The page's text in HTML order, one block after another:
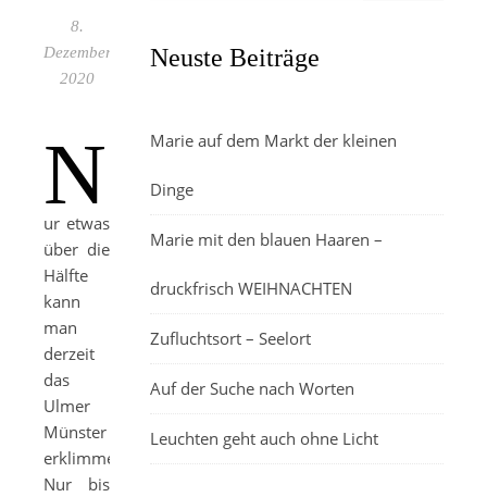
8.
Dezember
2020
N
ur etwas
über die
Hälfte
kann
man
derzeit
das
Ulmer
Münster
erklimmen.
Nur bis
Neuste Beiträge
Marie auf dem Markt der kleinen
Dinge
Marie mit den blauen Haaren –
druckfrisch WEIHNACHTEN
Zufluchtsort – Seelort
Auf der Suche nach Worten
Leuchten geht auch ohne Licht